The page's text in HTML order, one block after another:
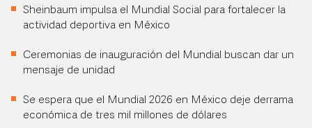
Sheinbaum impulsa el Mundial Social para fortalecer la
actividad deportiva en México
Ceremonias de inauguración del Mundial buscan dar un
mensaje de unidad
Se espera que el Mundial 2026 en México deje derrama
económica de tres mil millones de dólares